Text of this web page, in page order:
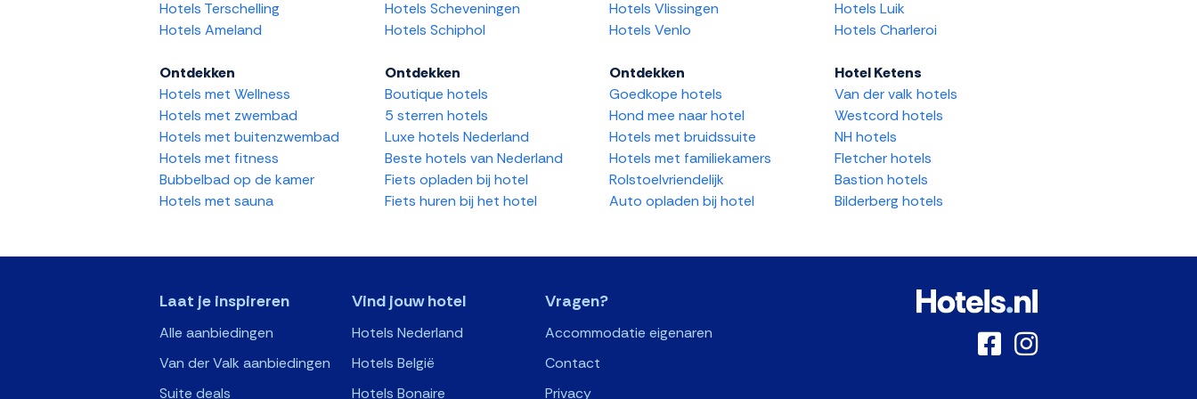
Hotels Terschelling
Hotels Ameland
Hotels Scheveningen
Hotels Schiphol
Hotels Vlissingen
Hotels Venlo
Hotels Luik
Hotels Charleroi
Ontdekken
Hotels met Wellness
Hotels met zwembad
Hotels met buitenzwembad
Hotels met fitness
Bubbelbad op de kamer
Hotels met sauna
Ontdekken
Boutique hotels
5 sterren hotels
Luxe hotels Nederland
Beste hotels van Nederland
Fiets opladen bij hotel
Fiets huren bij het hotel
Ontdekken
Goedkope hotels
Hond mee naar hotel
Hotels met bruidssuite
Hotels met familiekamers
Rolstoelvriendelijk
Auto opladen bij hotel
Hotel Ketens
Van der valk hotels
Westcord hotels
NH hotels
Fletcher hotels
Bastion hotels
Bilderberg hotels
Laat je inspireren
Alle aanbiedingen
Van der Valk aanbiedingen
Suite deals
Vind jouw hotel
Hotels Nederland
Hotels België
Hotels Bonaire
Vragen?
Accommodatie eigenaren
Contact
Privacy